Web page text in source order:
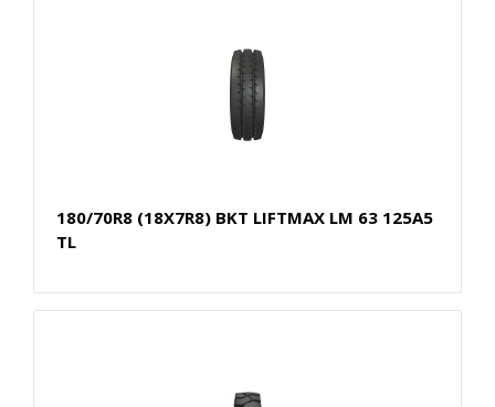
180/70R8 (18X7R8) BKT LIFTMAX LM 63 125A5
TL